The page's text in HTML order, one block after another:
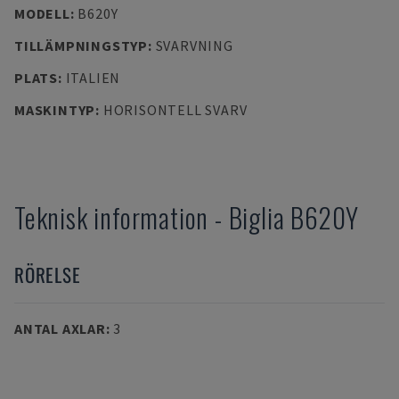
MODELL: B620Y
TILLÄMPNINGSTYP: SVARVNING
PLATS: ITALIEN
MASKINTYP: HORISONTELL SVARV
Teknisk information - Biglia B620Y
RÖRELSE
ANTAL AXLAR: 3